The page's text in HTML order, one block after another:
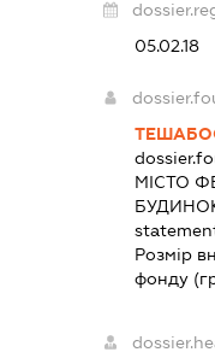
05.02.18
МІСТО
Розмір
фонду